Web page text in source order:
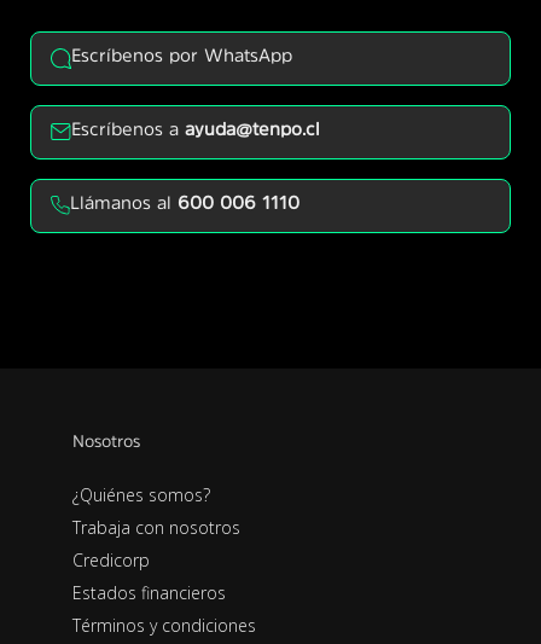
Escríbenos por WhatsApp
Escríbenos aayuda@tenpo.cl
Llámanos al 600 006 1110
Nosotros
¿Quiénes somos?
Trabaja con nosotros
Credicorp
Estados financieros
Términos y condiciones